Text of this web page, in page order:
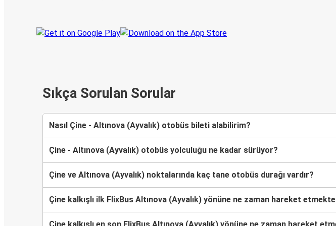
Sıkça Sorulan Sorular
Nasıl Çine - Altınova (Ayvalık) otobüs bileti alabilirim?
Çine - Altınova (Ayvalık) otobüs yolculuğu ne kadar sürüyor?
Çine ve Altınova (Ayvalık) noktalarında kaç tane otobüs durağı vardır?
Çine kalkışlı ilk FlixBus Altınova (Ayvalık) yönüne ne zaman hareket
Çine kalkışlı en son FlixBus Altınova (Ayvalık) yönüne ne zaman hareket